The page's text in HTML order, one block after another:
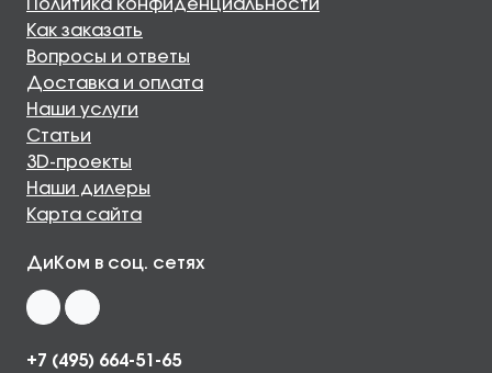
Политика конфиденциальности
Как заказать
Вопросы и ответы
Доставка и оплата
Наши услуги
Статьи
3D-проекты
Наши дилеры
Карта сайта
ДиКом в соц. сетях
+7 (495) 664-51-65